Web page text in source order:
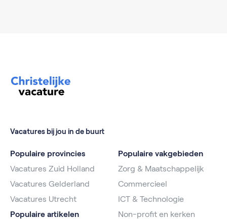
Vacatures bij jou in de buurt
Populaire provincies
Vacatures Zuid Holland
Vacatures Gelderland
Vacatures Utrecht
Populaire artikelen
Populaire vakgebieden
Zorg & Maatschappelijk
Commercieel
ICT & Technologie
Non-profit en kerken